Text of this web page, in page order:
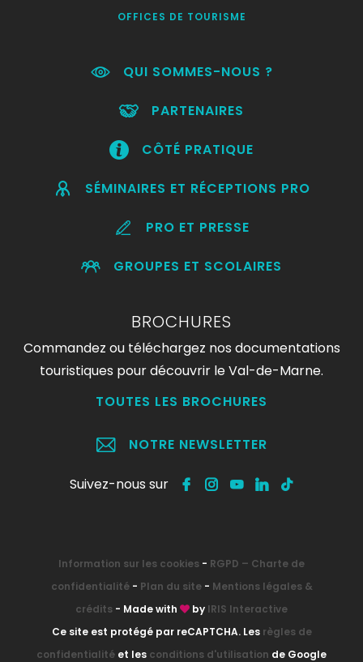
OFFICES DE TOURISME
QUI SOMMES-NOUS ?
PARTENAIRES
CÔTÉ PRATIQUE
SÉMINAIRES ET RÉCEPTIONS PRO
PRO ET PRESSE
GROUPES ET SCOLAIRES
BROCHURES
Commandez ou téléchargez nos documentations
touristiques pour découvrir le Val-de-Marne.
TOUTES LES BROCHURES
NOTRE NEWSLETTER
Suivez-nous sur
Information sur les cookies - RGPD – Charte de
confidentialité- Plan du site- Mentions légales &
crédits - Made with by IRIS Interactive
Ce site est protégé par reCAPTCHA. Les règles de
confidentialité et les conditions d'utilisation de Google